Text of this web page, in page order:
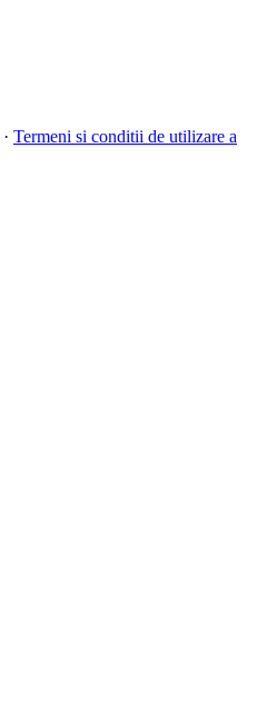
· Termeni si conditii de utilizare a